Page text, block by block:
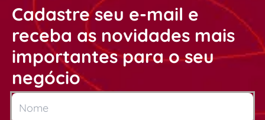
Cadastre seu e-mail e
receba as novidades mais
importantes para o seu
negócio